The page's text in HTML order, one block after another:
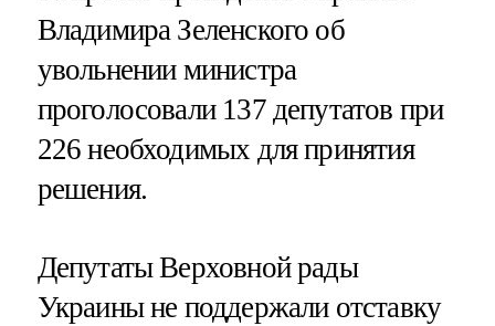
Владимира Зеленского об
увольнении министра
проголосовали 137 депутатов при
226 необходимых для принятия
решения.
Депутаты Верховной рады
Украины не поддержали отставку